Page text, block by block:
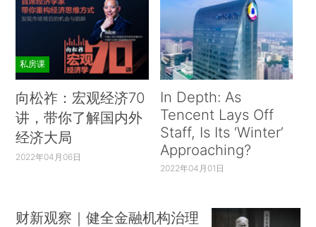
私房课
向松祚：宏观经济70
讲，带你了解国内外
经济大局
2022年04月06日
In Depth: As
Tencent Lays Off
Staff, Is Its ‘Winter’
Approaching?
2022年04月01日
财新观察｜健全金融机构治理